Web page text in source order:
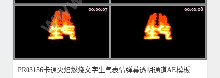
PR03156卡通火焰燃烧文字生气表情弹幕透明通道AE模板